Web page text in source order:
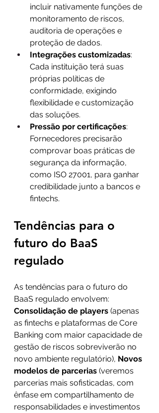
incluir nativamente funções de
monitoramento de riscos,
auditoria de operações e
proteção de dados.
Integrações customizadas:
Cada instituição terá suas
próprias políticas de
conformidade, exigindo
flexibilidade e customização
das soluções.
Pressão por certificações:
Fornecedores precisarão
comprovar boas práticas de
segurança da informação,
como ISO 27001, para ganhar
credibilidade junto a bancos e
fintechs.
Tendências para o
futuro do BaaS
regulado
As tendências para o futuro do
BaaS regulado envolvem:
Consolidação de players (apenas
as fintechs e plataformas de Core
Banking com maior capacidade de
gestão de riscos sobreviverão no
novo ambiente regulatório), Novos
modelos de parcerias (veremos
parcerias mais sofisticadas, com
ênfase em compartilhamento de
responsabilidades e investimentos